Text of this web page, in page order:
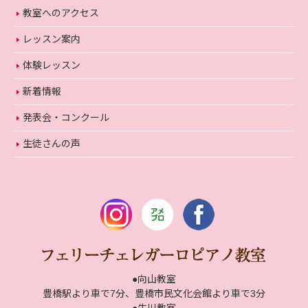
教室へのアクセス
レッスン案内
体験レッスン
新着情報
発表会・コンクール
生徒さんの声
●向山教室
豊橋駅より車で7分、豊橋市民文化会館より車で3分